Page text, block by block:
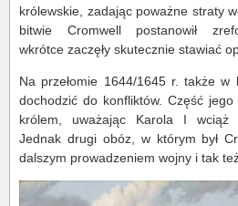
królewskie, zadając poważne straty
bitwie Cromwell postanowił
wkrótce zaczęły skutecznie stawiać
Na przełomie 1644/1645 r. także w
dochodzić do konfliktów. Część jego
królem, uważając Karola I wciąż
Jednak drugi obóz, w którym był
dalszym prowadzeniem wojny i tak też